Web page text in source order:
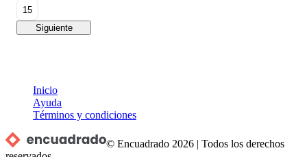
15
Siguiente
Inicio
Ayuda
Términos y condiciones
© Encuadrado 2026 |Todos los derechos